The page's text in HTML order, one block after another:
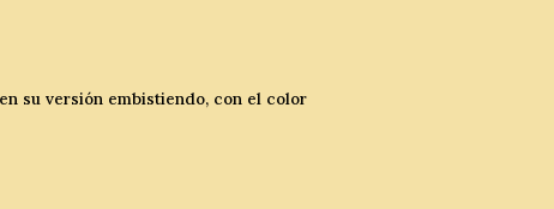
su versión embistiendo, con el color